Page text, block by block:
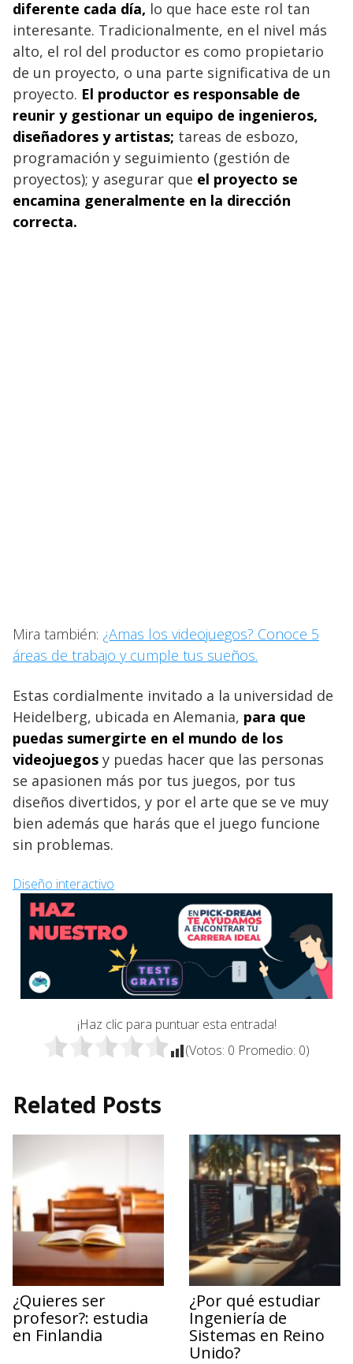
diferente cada día, lo que hace este rol tan
interesante. Tradicionalmente, en el nivel más
alto, el rol del productor es como propietario
de un proyecto, o una parte significativa de un
proyecto. El productor es responsable de
reunir y gestionar un equipo de ingenieros,
diseñadores y artistas; tareas de esbozo,
programación y seguimiento (gestión de
proyectos); y asegurar que el proyecto se
encamina generalmente en la dirección
correcta.
Mira también: ¿Amas los videojuegos? Conoce 5
áreas de trabajo y cumple tus sueños.
Estas cordialmente invitado a la universidad de
Heidelberg, ubicada en Alemania, para que
puedas sumergirte en el mundo de los
videojuegos y puedas hacer que las personas
se apasionen más por tus juegos, por tus
diseños divertidos, y por el arte que se ve muy
bien además que harás que el juego funcione
sin problemas.
Diseño interactivo
¡Haz clic para puntuar esta entrada!
(Votos: 0 Promedio: 0)
Related Posts
¿Quieres ser
profesor?: estudia
en Finlandia
¿Por qué estudiar
Ingeniería de
Sistemas en Reino
Unido?